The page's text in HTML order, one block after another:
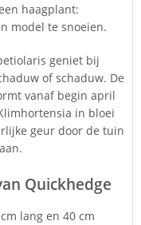
haagplant:
model te snoeien.
geniet bij
of schaduw. De
vanaf begin april
in bloei
geur door de tuin
Quickhedge
lang en 40 cm